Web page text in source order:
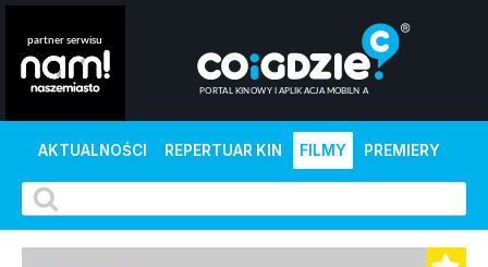
AKTUALNOŚCI REPERTUAR KIN FILMY PREMIERY